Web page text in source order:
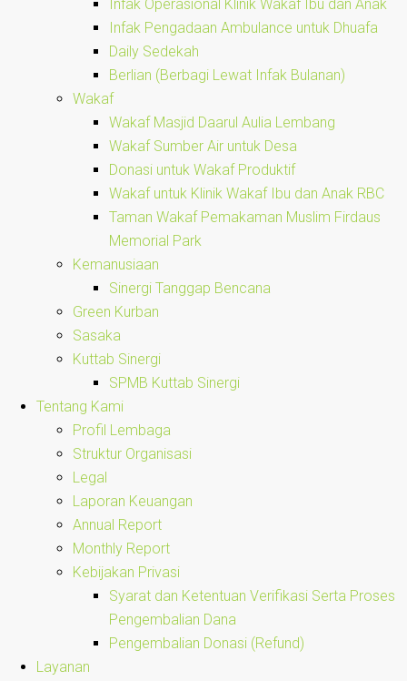
Infak Operasional Klinik Wakaf Ibu dan Anak
Infak Pengadaan Ambulance untuk Dhuafa
Daily Sedekah
Berlian (Berbagi Lewat Infak Bulanan)
Wakaf
Wakaf Masjid Daarul Aulia Lembang
Wakaf Sumber Air untuk Desa
Donasi untuk Wakaf Produktif
Wakaf untuk Klinik Wakaf Ibu dan Anak RBC
Taman Wakaf Pemakaman Muslim Firdaus
Memorial Park
Kemanusiaan
Sinergi Tanggap Bencana
Green Kurban
Sasaka
Kuttab Sinergi
SPMB Kuttab Sinergi
Tentang Kami
Profil Lembaga
Struktur Organisasi
Legal
Laporan Keuangan
Annual Report
Monthly Report
Kebijakan Privasi
Syarat dan Ketentuan Verifikasi Serta Proses
Pengembalian Dana
Pengembalian Donasi (Refund)
Layanan